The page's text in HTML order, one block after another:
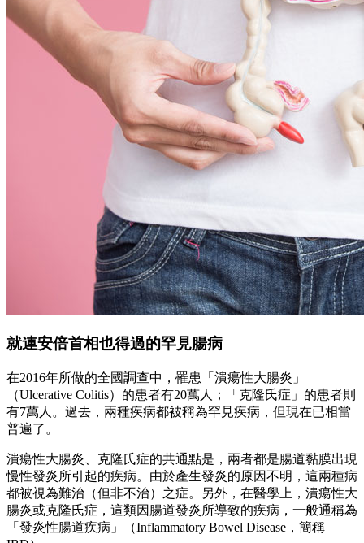
就連安倍首相也得過的罕見腸病
在2016年所做的全國調查中，罹患「潰瘍性大腸炎」
（Ulcerative Colitis）的患者有20萬人；「克隆氏症」的患者則
有7萬人。過去，兩種疾病都被稱為罕見疾病，但現在已相當
普遍了。
潰瘍性大腸炎、克隆氏症的共通點是，兩者都是腸道黏膜出現
慢性發炎所引起的疾病。由於產生發炎的原因不明，這兩種病
都被視為難治（但非不治）之症。另外，在醫學上，潰瘍性大
腸炎或克隆氏症，這類因腸道發炎所導致的疾病，一般通稱為
「發炎性腸道疾病」（Inflammatory Bowel Disease，簡稱